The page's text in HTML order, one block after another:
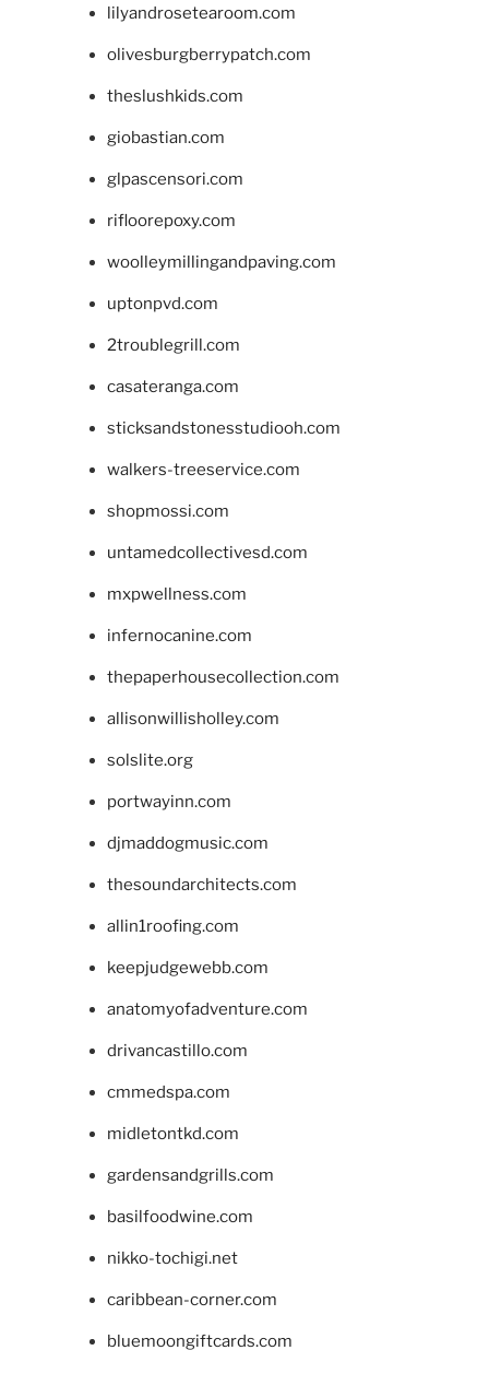
lilyandrosetearoom.com
olivesburgberrypatch.com
theslushkids.com
giobastian.com
glpascensori.com
rifloorepoxy.com
woolleymillingandpaving.com
uptonpvd.com
2troublegrill.com
casateranga.com
sticksandstonesstudiooh.com
walkers-treeservice.com
shopmossi.com
untamedcollectivesd.com
mxpwellness.com
infernocanine.com
thepaperhousecollection.com
allisonwillisholley.com
solslite.org
portwayinn.com
djmaddogmusic.com
thesoundarchitects.com
allin1roofing.com
keepjudgewebb.com
anatomyofadventure.com
drivancastillo.com
cmmedspa.com
midletontkd.com
gardensandgrills.com
basilfoodwine.com
nikko-tochigi.net
caribbean-corner.com
bluemoongiftcards.com